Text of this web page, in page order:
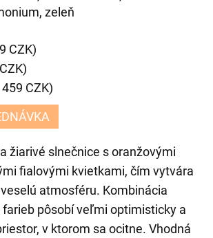
zeleň
CZK)
CZK)
žiarivé slnečnice s oranžovými
fialovými kvietkami, čím vytvára
atmosféru. Kombinácia
farieb pôsobí veľmi optimisticky a
v ktorom sa ocitne. Vhodná